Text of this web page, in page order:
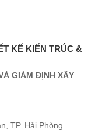
KẾ KIẾN TRÚC &
GIÁM ĐỊNH XÂY
TP. Hải Phòng